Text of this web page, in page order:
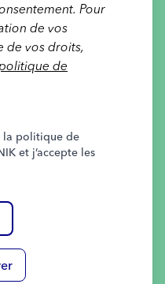
Pour
de vos
de vos droits,
de
la politique de
et j’accepte les